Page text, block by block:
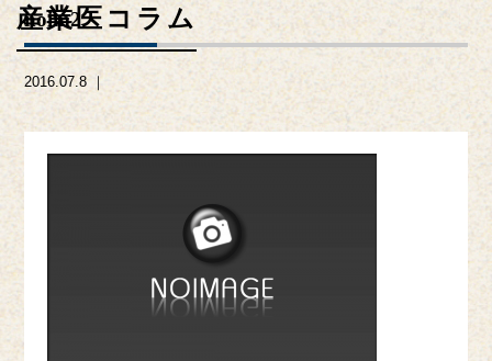
産業医コラム
noim2
2016.07.8 ｜